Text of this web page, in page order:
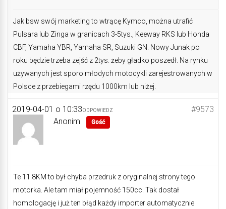
Jak bsw swój marketing to wtrącę Kymco, można utrafić
Pulsara lub Zinga w granicach 3-5tys., Keeway RKS lub Honda
CBF, Yamaha YBR, Yamaha SR, Suzuki GN. Nowy Junak po
roku będzie trzeba zejść z 2tys. żeby gładko poszedł. Na rynku
używanych jest sporo młodych motocykli zarejestrowanych w
Polsce z przebiegami rzędu 1000km lub niżej.
2019-04-01 o 10:33 #9573
ODPOWIEDZ
Anonim Gość
Te 11.8KM to był chyba przedruk z oryginalnej strony tego
motorka. Ale tam miał pojemność 150cc. Tak dostał
homologację i już ten błąd każdy importer automatycznie